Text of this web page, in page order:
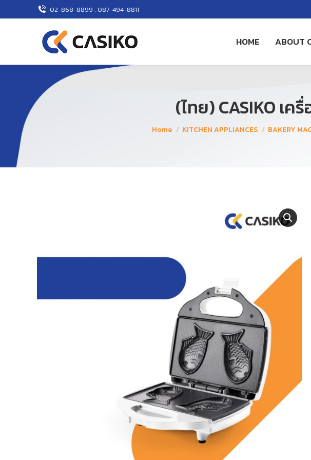
02-868-8899 , 087-494-8811
HOME ABOUT
(ไทย) CASIKO เ
You are here:
Home KITCHEN APPLIANCES BAKERY